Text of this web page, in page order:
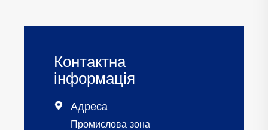
Контактна
інформація
 Адреса
Промислова зона